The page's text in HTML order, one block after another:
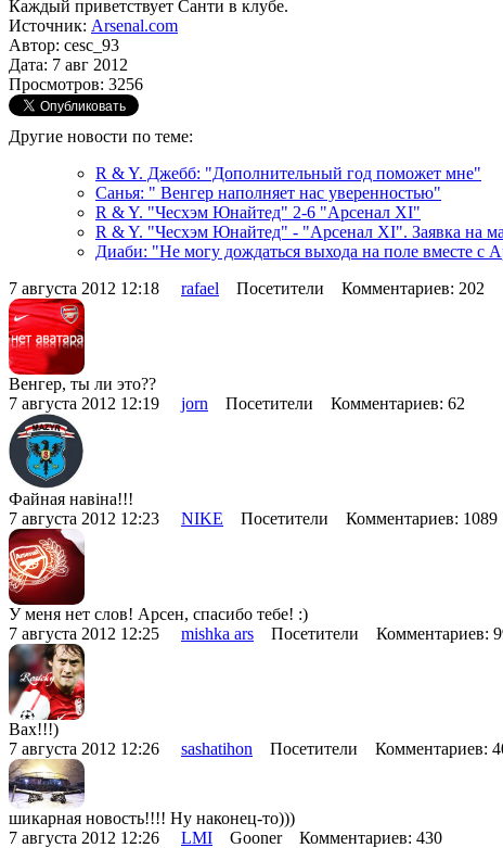
Каждый приветствует Санти в клубе.
Источник: Arsenal.com
Автор: cesc_93
Дата: 7 авг 2012
Просмотров: 3256
Другие новости по теме:
R & Y. Джебб: "Дополнительный год поможет мне"
Санья: " Венгер наполняет нас уверенностью"
R & Y. "Чесхэм Юнайтед" 2-6 "Арсенал XI"
R & Y. "Чесхэм Юнайтед" - "Арсенал XI". Заявка на
Диаби: "Не могу дождаться выхода на поле вместе с
7 августа 2012 12:18 rafael Посетители Комментариев: 202
Венгер, ты ли это??
7 августа 2012 12:19 jorn Посетители Комментариев: 62
Файная навіна!!!
7 августа 2012 12:23 NIKE Посетители Комментариев: 1089
У меня нет слов! Арсен, спасибо тебе! :)
7 августа 2012 12:25 mishka ars Посетители Комментариев:
Вах!!!)
7 августа 2012 12:26 sashatihon Посетители Комментариев:
шикарная новость!!!! Ну наконец-то)))
7 августа 2012 12:26 LMI Gooner Комментариев: 430